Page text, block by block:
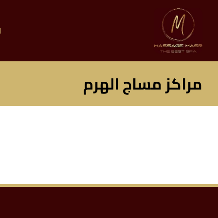
مراكز مساج الهرم